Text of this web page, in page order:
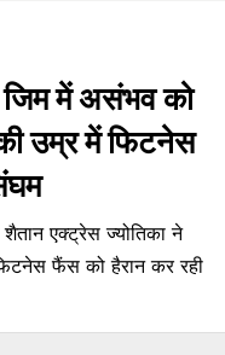
जिम में असंभव को
उम्र में फिटनेस
एक्ट्रेस ज्योतिका ने
फैंस को हैरान कर रही